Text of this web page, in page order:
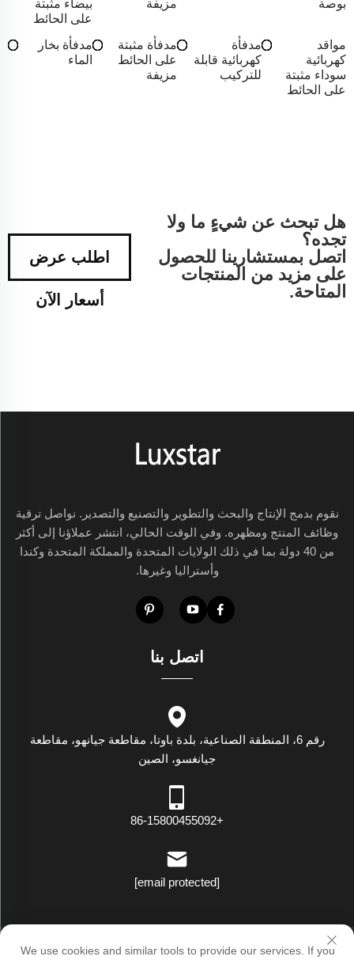
بوصة
مزيفة
بيضاء مثبتة
على الحائط
مواقد
كهربائية
سوداء مثبتة
على الحائط
مدفأة
كهربائية قابلة
للتركيب
مدفأة مثبتة
على الحائط
مزيفة
مدفأة بخار
الماء
هل تبحث عن شيءٍ ما ولا
تجده؟
اتصل بمستشارينا للحصول
على مزيد من المنتجات
المتاحة.
اطلب عرض
أسعار الآن
نقوم بدمج الإنتاج والبحث والتطوير والتصنيع والتصدير. نواصل ترقية
وظائف المنتج ومظهره. وفي الوقت الحالي، انتشر عملاؤنا إلى أكثر
من 40 دولة بما في ذلك الولايات المتحدة والمملكة المتحدة وكندا
وأستراليا وغيرها.
اتصل بنا
رقم 6، المنطقة الصناعية، بلدة باوتا، مقاطعة جيانهو، مقاطعة
جيانغسو، الصين
+86-15800455092
[email protected]
حقوق النسخ © لوكسستار إندستريال (جيانغسو) كو., لت. جميع الحقوق
We use cookies and similar tools to provide our services. If you